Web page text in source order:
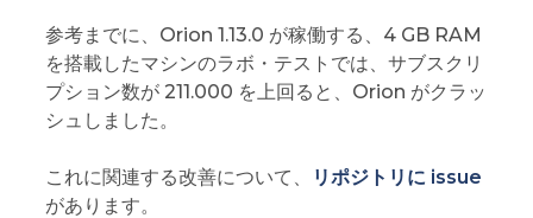
参考までに、Orion 1.13.0 が稼働する、4 GB RAM
を搭載したマシンのラボ・テストでは、サブスクリ
プション数が 211.000 を上回ると、Orion がクラッ
シュしました。
これに関連する改善について、
リポジトリに issue
があります。